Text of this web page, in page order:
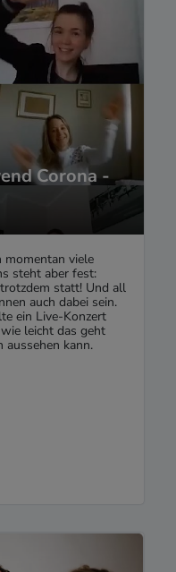
Corona -
viele
steht aber fest:
statt! Und all
auch dabei sein.
ein Live-Konzert
leicht das geht
aussehen kann.